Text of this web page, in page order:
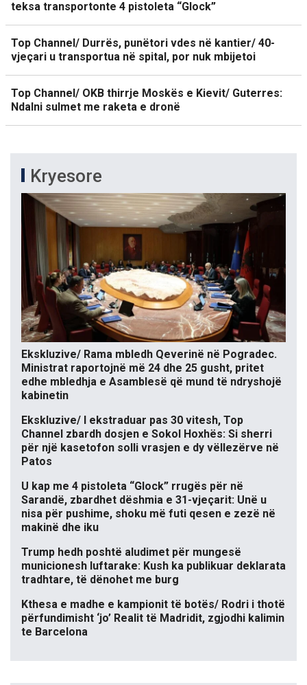
teksa transportonte 4 pistoleta “Glock”
Top Channel/ Durrës, punëtori vdes në kantier/ 40-
vjeçari u transportua në spital, por nuk mbijetoi
Top Channel/ OKB thirrje Moskës e Kievit/ Guterres:
Ndalni sulmet me raketa e dronë
Kryesore
Ekskluzive/ Rama mbledh Qeverinë në Pogradec.
Ministrat raportojnë më 24 dhe 25 gusht, pritet
edhe mbledhja e Asamblesë që mund të ndryshojë
kabinetin
Ekskluzive/ I ekstraduar pas 30 vitesh, Top
Channel zbardh dosjen e Sokol Hoxhës: Si sherri
për një kasetofon solli vrasjen e dy vëllezërve në
Patos
U kap me 4 pistoleta “Glock” rrugës për në
Sarandë, zbardhet dëshmia e 31-vjeçarit: Unë u
nisa për pushime, shoku më futi qesen e zezë në
makinë dhe iku
Trump hedh poshtë aludimet për mungesë
municionesh luftarake: Kush ka publikuar deklarata
tradhtare, të dënohet me burg
Kthesa e madhe e kampionit të botës/ Rodri i thotë
përfundimisht ‘jo’ Realit të Madridit, zgjodhi kalimin
te Barcelona